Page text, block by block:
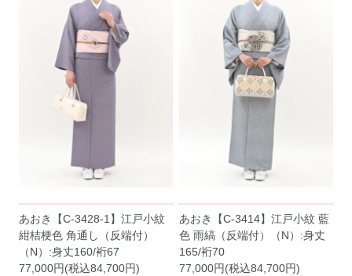
あおき【C-3428-1】江戸小紋
紺桔梗色 角通し（反端付）
（N）:身丈160/裄67
77,000円(税込84,700円)
あおき【C-3414】江戸小紋 藍
色 雨縞（反端付）（N）:身丈
165/裄70
77,000円(税込84,700円)